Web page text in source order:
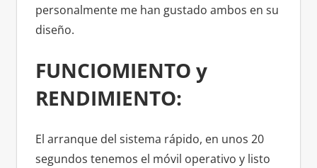
personalmente me han gustado ambos en su
diseño.
FUNCIOMIENTO y
RENDIMIENTO:
El arranque del sistema rápido, en unos 20
segundos tenemos el móvil operativo y listo